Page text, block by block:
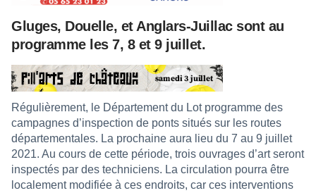
Gluges, Douelle, et Anglars-Juillac sont au
programme les 7, 8 et 9 juillet.
Régulièrement, le Département du Lot programme des
campagnes d’inspection de ponts situés sur les routes
départementales. La prochaine aura lieu du 7 au 9 juillet
2021. Au cours de cette période, trois ouvrages d’art seront
inspectés par des techniciens. La circulation pourra être
localement modifiée à ces endroits, car ces interventions